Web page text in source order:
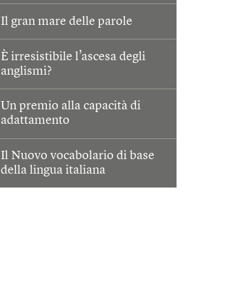
Il gran mare delle parole
È irresistibile l’ascesa degli
anglismi?
Un premio alla capacità di
adattamento
Il Nuovo vocabolario di base
della lingua italiana